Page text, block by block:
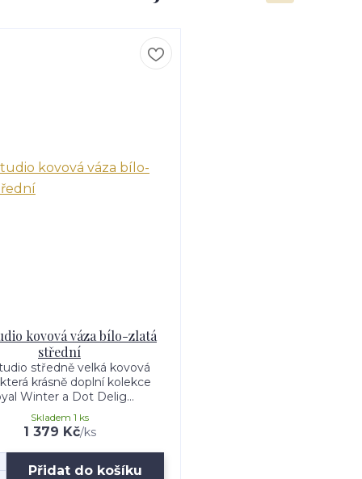
kovová váza bílo-zlatá
střední
středně velká kovová
krásně doplní kolekce
Winter a Dot Delig...
1 379 Kč/ks
Skladem 1 ks
Přidat do košíku